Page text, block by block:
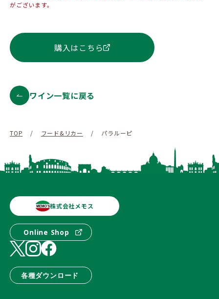
がございます。
購入はこちら
ワイン一覧に戻る
TOP / フード&リカー / パラルーピ
株式会社メモス
Online Shop
各種ダウンロード